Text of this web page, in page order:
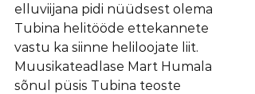
elluviijana pidi nüüdsest olema
Tubina helitööde ettekannete
vastu ka siinne heliloojate liit.
Muusikateadlase Mart Humala
sõnul püsis Tubina teoste